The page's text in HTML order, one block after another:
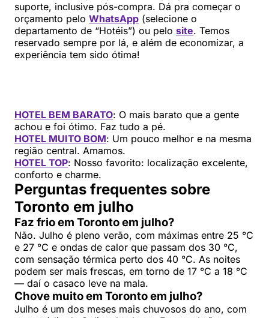
suporte, inclusive pós-compra. Dá pra começar o
orçamento pelo WhatsApp (selecione o
departamento de “Hotéis”) ou pelo site. Temos
reservado sempre por lá, e além de economizar, a
experiência tem sido ótima!
HOTEL BEM BARATO: O mais barato que a gente
achou e foi ótimo. Faz tudo a pé.
HOTEL MUITO BOM: Um pouco melhor e na mesma
região central. Amamos.
HOTEL TOP: Nosso favorito: localização excelente,
conforto e charme.
Perguntas frequentes sobre
Toronto em julho
Faz frio em Toronto em julho?
Não. Julho é pleno verão, com máximas entre 25 °C
e 27 °C e ondas de calor que passam dos 30 °C,
com sensação térmica perto dos 40 °C. As noites
podem ser mais frescas, em torno de 17 °C a 18 °C
— daí o casaco leve na mala.
Chove muito em Toronto em julho?
Julho é um dos meses mais chuvosos do ano, com